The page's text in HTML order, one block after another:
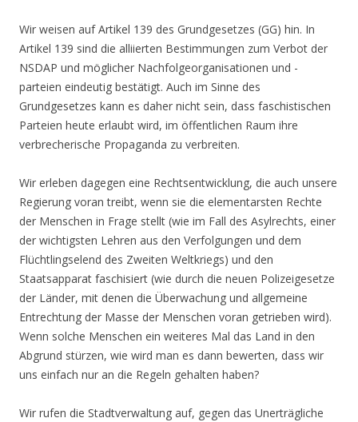
Wir weisen auf Artikel 139 des Grundgesetzes (GG) hin. In
Artikel 139 sind die alliierten Bestimmungen zum Verbot der
NSDAP und möglicher Nachfolgeorganisationen und -
parteien eindeutig bestätigt. Auch im Sinne des
Grundgesetzes kann es daher nicht sein, dass faschistischen
Parteien heute erlaubt wird, im öffentlichen Raum ihre
verbrecherische Propaganda zu verbreiten.
Wir erleben dagegen eine Rechtsentwicklung, die auch unsere
Regierung voran treibt, wenn sie die elementarsten Rechte
der Menschen in Frage stellt (wie im Fall des Asylrechts, einer
der wichtigsten Lehren aus den Verfolgungen und dem
Flüchtlingselend des Zweiten Weltkriegs) und den
Staatsapparat faschisiert (wie durch die neuen Polizeigesetze
der Länder, mit denen die Überwachung und allgemeine
Entrechtung der Masse der Menschen voran getrieben wird).
Wenn solche Menschen ein weiteres Mal das Land in den
Abgrund stürzen, wie wird man es dann bewerten, dass wir
uns einfach nur an die Regeln gehalten haben?
Wir rufen die Stadtverwaltung auf, gegen das Unerträgliche